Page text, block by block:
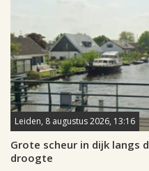
Leiden, 8 augustus 2026, 13:16
Grote scheur in dijk langs
droogte